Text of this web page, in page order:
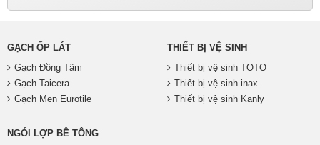
GẠCH ỐP LÁT
Gạch Đồng Tâm
Gạch Taicera
Gạch Men Eurotile
THIẾT BỊ VỆ SINH
Thiết bị vệ sinh TOTO
Thiết bị vệ sinh inax
Thiết bị vệ sinh Kanly
NGÓI LỢP BÊ TÔNG